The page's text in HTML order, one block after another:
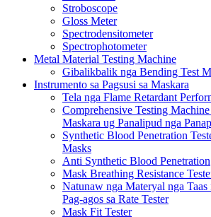
Stroboscope
Gloss Meter
Spectrodensitometer
Spectrophotometer
Metal Material Testing Machine
Gibalikbalik nga Bending Test
Instrumento sa Pagsusi sa Maskara
Tela nga Flame Retardant
Comprehensive Testing
Maskara ug Panalipud nga
Synthetic Blood Penetration
Masks
Anti Synthetic Blood Penetration
Mask Breathing Resistance
Natunaw nga Materyal nga
Pag-agos sa Rate Tester
Mask Fit Tester